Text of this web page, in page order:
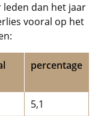
leden dan het jaar
vooral op het
percentage
5,1